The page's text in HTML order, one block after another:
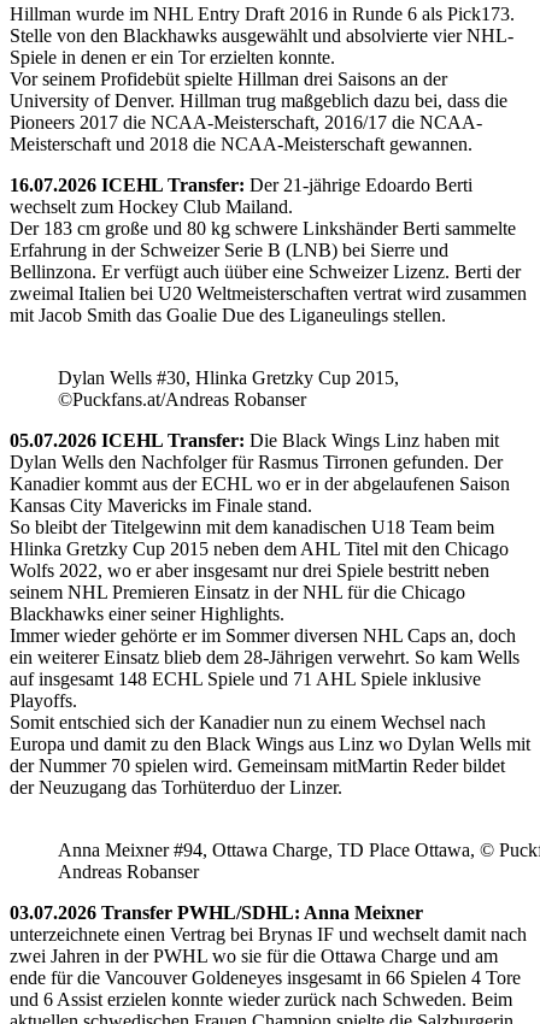
Hillman wurde im NHL Entry Draft 2016 in Runde 6 als Pick173.
Stelle von den Blackhawks ausgewählt und absolvierte vier NHL-
Spiele in denen er ein Tor erzielten konnte.
Vor seinem Profidebüt spielte Hillman drei Saisons an der
University of Denver. Hillman trug maßgeblich dazu bei, dass die
Pioneers 2017 die NCAA-Meisterschaft, 2016/17 die NCAA-
Meisterschaft und 2018 die NCAA-Meisterschaft gewannen.
16.07.2026 ICEHL Transfer: Der 21-jährige Edoardo Berti
wechselt zum Hockey Club Mailand.
Der 183 cm große und 80 kg schwere Linkshänder Berti sammelte
Erfahrung in der Schweizer Serie B (LNB) bei Sierre und
Bellinzona. Er verfügt auch üüber eine Schweizer Lizenz. Berti der
zweimal Italien bei U20 Weltmeisterschaften vertrat wird zusammen
mit Jacob Smith das Goalie Due des Liganeulings stellen.
Dylan Wells #30, Hlinka Gretzky Cup 2015,
©Puckfans.at/Andreas Robanser
05.07.2026 ICEHL Transfer: Die Black Wings Linz haben mit
Dylan Wells den Nachfolger für Rasmus Tirronen gefunden. Der
Kanadier kommt aus der ECHL wo er in der abgelaufenen Saison
Kansas City Mavericks im Finale stand.
So bleibt der Titelgewinn mit dem kanadischen U18 Team beim
Hlinka Gretzky Cup 2015 neben dem AHL Titel mit den Chicago
Wolfs 2022, wo er aber insgesamt nur drei Spiele bestritt neben
seinem NHL Premieren Einsatz in der NHL für die Chicago
Blackhawks einer seiner Highlights.
Immer wieder gehörte er im Sommer diversen NHL Caps an, doch
ein weiterer Einsatz blieb dem 28-Jährigen verwehrt. So kam Wells
auf insgesamt 148 ECHL Spiele und 71 AHL Spiele inklusive
Playoffs.
Somit entschied sich der Kanadier nun zu einem Wechsel nach
Europa und damit zu den Black Wings aus Linz wo Dylan Wells mit
der Nummer 70 spielen wird. Gemeinsam mitMartin Reder bildet
der Neuzugang das Torhüterduo der Linzer.
Anna Meixner #94, Ottawa Charge, TD Place Ottawa, ©
Andreas Robanser
03.07.2026 Transfer PWHL/SDHL: Anna Meixner
unterzeichnete einen Vertrag bei Brynas IF und wechselt damit nach
zwei Jahren in der PWHL wo sie für die Ottawa Charge und am
ende für die Vancouver Goldeneyes insgesamt in 66 Spielen 4 Tore
und 6 Assist erzielen konnte wieder zurück nach Schweden. Beim